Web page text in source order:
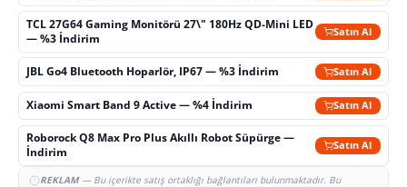
TCL 27G64 Gaming Monitörü 27\" 180Hz QD-Mini LED
— %3 İndirim
Satın Al
JBL Go4 Bluetooth Hoparlör, IP67 — %3 İndirim Satın Al
Xiaomi Smart Band 9 Active — %4 İndirim Satın Al
Roborock Q8 Max Pro Plus Akıllı Robot Süpürge —
İndirim
Satın Al
REKLAM— Bu içerikte satış ortaklığı bağlantıları bulunmaktadır. Bu